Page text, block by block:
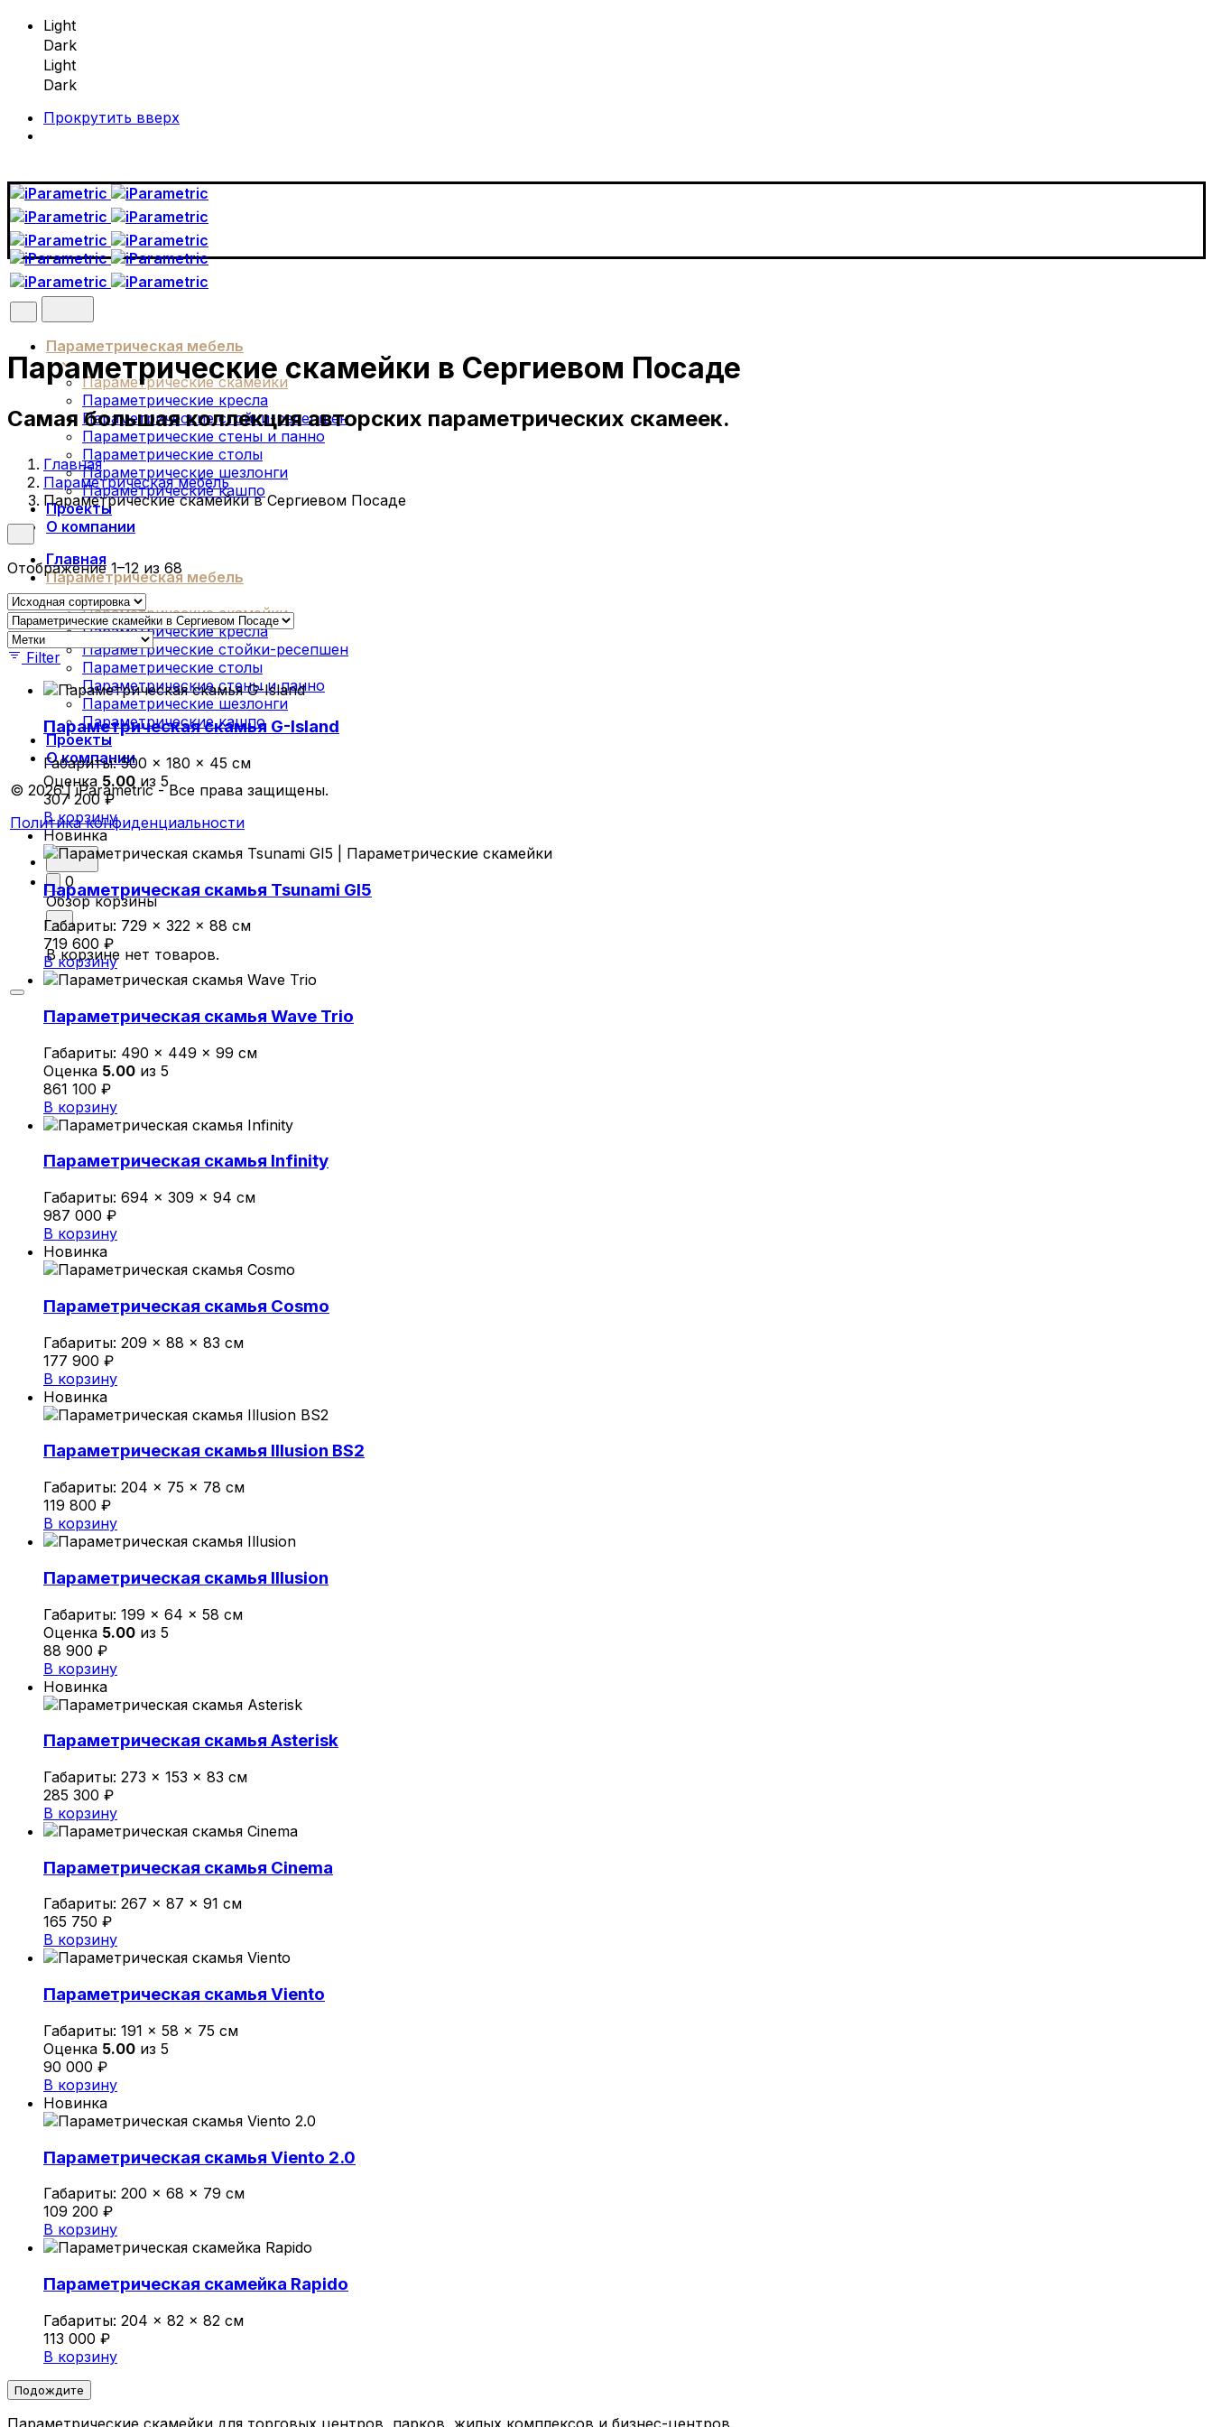
Light
Dark
Light
Dark
Прокрутить вверх
Skip
to
content
Параметрическая мебель
Параметрические скамейки
Параметрические кресла
Параметрические стойки-ресепшен
Параметрические стены и панно
Параметрические столы
Параметрические шезлонги
Параметрические кашпо
Проекты
О компании
Главная
Параметрическая мебель
Параметрические скамейки
Параметрические кресла
Параметрические стойки-ресепшен
Параметрические столы
Параметрические стены и панно
Параметрические шезлонги
Параметрические кашпо
Проекты
О компании
© 2026 | iParametric - Все права защищены.
Политика конфиденциальности
0
Обзор корзины
В корзине нет товаров.
Параметрические скамейки в Сергиевом Посаде
Самая большая коллекция авторских параметрических скамеек.
Главная
Параметрическая мебель
Параметрические скамейки в Сергиевом Посаде
Отображение 1–12 из 68
Filter
Параметрическая скамья G-Island
Габариты:500 × 180 × 45 см
Оценка 5.00 из 5
307 200₽
В корзину
Новинка
Параметрическая скамья Tsunami GI5
Габариты: 729 × 322 × 88 см
719 600 ₽
В корзину
Параметрическая скамья Wave Trio
Габариты: 490 × 449 × 99 см
Оценка 5.00 из 5
861 100 ₽
В корзину
Параметрическая скамья Infinity
Габариты: 694 × 309 × 94 см
987 000 ₽
В корзину
Новинка
Параметрическая скамья Cosmo
Габариты: 209 × 88 × 83 см
177 900 ₽
В корзину
Новинка
Параметрическая скамья Illusion BS2
Габариты: 204 × 75 × 78 см
119 800 ₽
В корзину
Параметрическая скамья Illusion
Габариты: 199 × 64 × 58 см
Оценка 5.00 из 5
88 900 ₽
В корзину
Новинка
Параметрическая скамья Asterisk
Габариты: 273 × 153 × 83 см
285 300 ₽
В корзину
Параметрическая скамья Cinema
Габариты: 267 × 87 × 91 см
165 750 ₽
В корзину
Параметрическая скамья Viento
Габариты: 191 × 58 × 75 см
Оценка 5.00 из 5
90 000 ₽
В корзину
Новинка
Параметрическая скамья Viento 2.0
Габариты: 200 × 68 × 79 см
109 200 ₽
В корзину
Параметрическая скамейка Rapido
Габариты: 204 × 82 × 82 см
113 000 ₽
В корзину
Подождите
Параметрические скамейки для торговых центров, парков, жилых комплексов и бизнес-центров.